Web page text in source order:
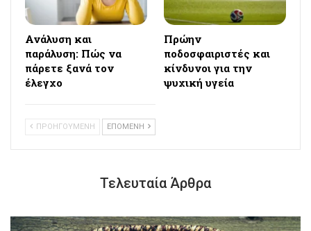
Ανάλυση και
παράλυση: Πώς να
πάρετε ξανά τον
έλεγχο
Πρώην
ποδοσφαιριστές και
κίνδυνοι για την
ψυχική υγεία
ΠΡΟΗΓΟΥΜΕΝΗ ΕΠΟΜΕΝΗ
Τελευταία Άρθρα